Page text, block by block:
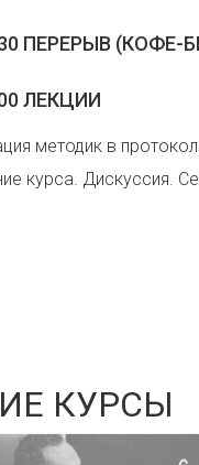
ПЕРЕРЫВ (КОФЕ-
ЛЕКЦИИ
методик в
курса. Дискуссия.
КУРСЫ